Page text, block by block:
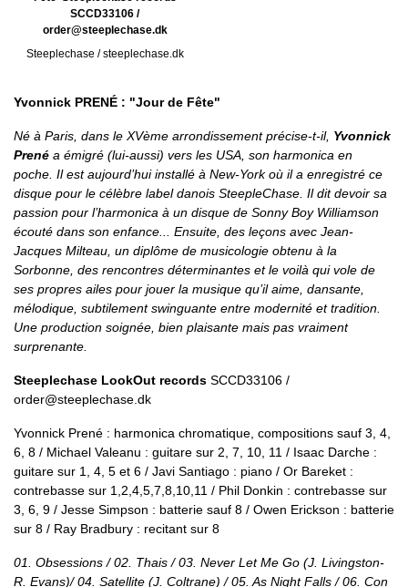
SCCD33106 /
order@steeplechase.dk
Steeplechase / steeplechase.dk
Yvonnick PRENÉ : "Jour de Fête"
Né à Paris, dans le XVème arrondissement précise-t-il, Yvonnick
Prené a émigré (lui-aussi) vers les USA, son harmonica en
poche. Il est aujourd’hui installé à New-York où il a enregistré ce
disque pour le célèbre label danois SteepleChase. Il dit devoir sa
passion pour l’harmonica à un disque de Sonny Boy Williamson
écouté dans son enfance... Ensuite, des leçons avec Jean-
Jacques Milteau, un diplôme de musicologie obtenu à la
Sorbonne, des rencontres déterminantes et le voilà qui vole de
ses propres ailes pour jouer la musique qu’il aime, dansante,
mélodique, subtilement swinguante entre modernité et tradition.
Une production soignée, bien plaisante mais pas vraiment
surprenante.
Steeplechase LookOut records SCCD33106 /
order@steeplechase.dk
Yvonnick Prené : harmonica chromatique, compositions sauf 3, 4,
6, 8 / Michael Valeanu : guitare sur 2, 7, 10, 11 / Isaac Darche :
guitare sur 1, 4, 5 et 6 / Javi Santiago : piano / Or Bareket :
contrebasse sur 1,2,4,5,7,8,10,11 / Phil Donkin : contrebasse sur
3, 6, 9 / Jesse Simpson : batterie sauf 8 / Owen Erickson : batterie
sur 8 / Ray Bradbury : recitant sur 8
01. Obsessions / 02. Thais / 03. Never Let Me Go (J. Livingston-
R. Evans)/ 04. Satellite (J. Coltrane) / 05. As Night Falls / 06. Con